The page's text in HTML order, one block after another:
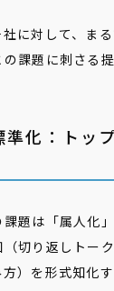
に対して、ま
課題に刺さる
化：トッ
題は「属人化
切り返しトー
）を形式知化